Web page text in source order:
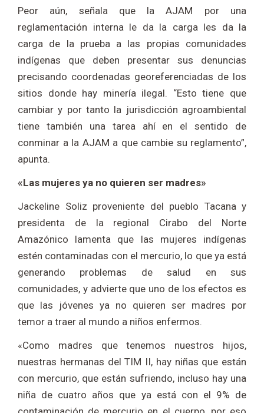
Peor aún, señala que la AJAM por una
reglamentación interna le da la carga les da la
carga de la prueba a las propias comunidades
indígenas que deben presentar sus denuncias
precisando coordenadas georeferenciadas de los
sitios donde hay minería ilegal. “Esto tiene que
cambiar y por tanto la jurisdicción agroambiental
tiene también una tarea ahí en el sentido de
conminar a la AJAM a que cambie su reglamento”,
apunta.
«Las mujeres ya no quieren ser madres»
Jackeline Soliz proveniente del pueblo Tacana y
presidenta de la regional Cirabo del Norte
Amazónico lamenta que las mujeres indígenas
estén contaminadas con el mercurio, lo que ya está
generando problemas de salud en sus
comunidades, y advierte que uno de los efectos es
que las jóvenes ya no quieren ser madres por
temor a traer al mundo a niños enfermos.
«Como madres que tenemos nuestros hijos,
nuestras hermanas del TIM II, hay niñas que están
con mercurio, que están sufriendo, incluso hay una
niña de cuatro años que ya está con el 9% de